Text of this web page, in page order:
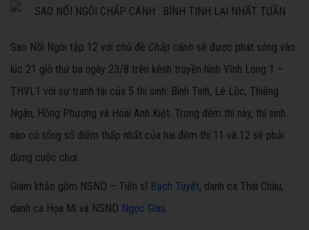
Sao Nối Ngôi tập 12 với chủ đề Chắp cánh sẽ được phát sóng vào
lúc 21 giờ thứ ba ngày 23/8 trên kênh truyền hình Vĩnh Long 1 –
THVL1 với sự tranh tài của 5 thí sinh: Bình Tinh, Lê Lộc, Thiêng
Ngân, Hồng Phượng và Hoài Anh Kiệt. Trong đêm thi này, thí sinh
nào có tổng số điểm thấp nhất của hai đêm thi 11 và 12 sẽ phải
dừng cuộc chơi.
Giám khảo gồm NSND – Tiến sĩ Bạch Tuyết, danh ca Thái Châu,
danh ca Họa Mi và NSND Ngọc Giàu.